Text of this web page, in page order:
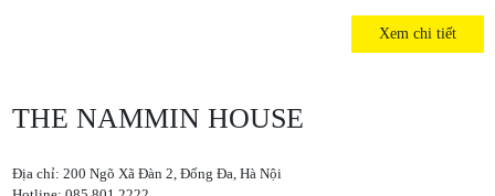
Xem chi tiết
THE NAMMIN HOUSE
Địa chỉ: 200 Ngõ Xã Đàn 2, Đống Đa, Hà Nội